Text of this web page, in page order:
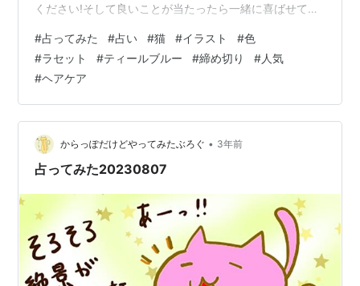
ください!そして良いことが当たったら一緒に喜ばせてく
日の運勢にするもよし夜 🌛読んで明日の運勢にするもよ
し来週、来月の…なんてのもありでご自由にして頂けれ
ばと考えています。 それではやってみよう('ω')ﾉ 次の２
色のうち、どちらかを選んでください。結果は下～～～
～～ 結果 ～～ ラセットを選んだ方… 締め切りに気を付
けま…
#占ってみた #占い #猫 #イラスト #色
#ラセット #ティールブルー #締め切り #人気
#ヘアケア
からっぽだけどやってみたぶろぐ • 3年前
占ってみた20230807